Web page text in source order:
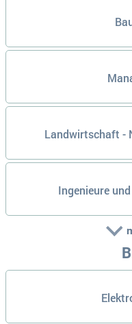
Landwirtschaft -
Ingenieure